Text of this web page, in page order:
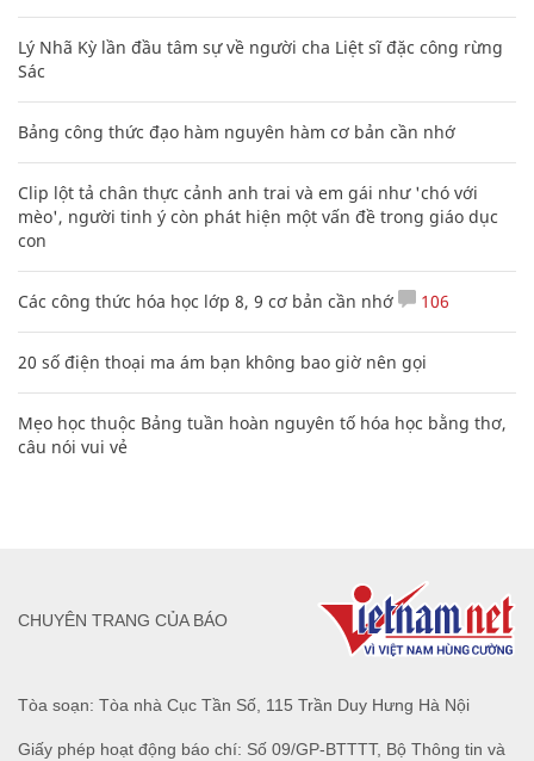
Lý Nhã Kỳ lần đầu tâm sự về người cha Liệt sĩ đặc công rừng
Sác
Bảng công thức đạo hàm nguyên hàm cơ bản cần nhớ
Clip lột tả chân thực cảnh anh trai và em gái như 'chó với
mèo', người tinh ý còn phát hiện một vấn đề trong giáo dục
con
Các công thức hóa học lớp 8, 9 cơ bản cần nhớ 106
20 số điện thoại ma ám bạn không bao giờ nên gọi
Mẹo học thuộc Bảng tuần hoàn nguyên tố hóa học bằng thơ,
câu nói vui vẻ
Tòa soạn: Tòa nhà Cục Tần Số, 115 Trần Duy Hưng Hà Nội
Giấy phép hoạt động báo chí: Số 09/GP-BTTTT, Bộ Thông tin và
CHUYÊN TRANG CỦA BÁO